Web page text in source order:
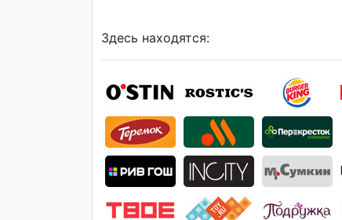
Здесь находятся: